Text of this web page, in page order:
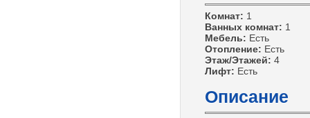
Комнат: 1
Ванных комнат: 1
Мебель: Есть
Отопление: Есть
Этаж/Этажей: 4
Лифт: Есть
Описание